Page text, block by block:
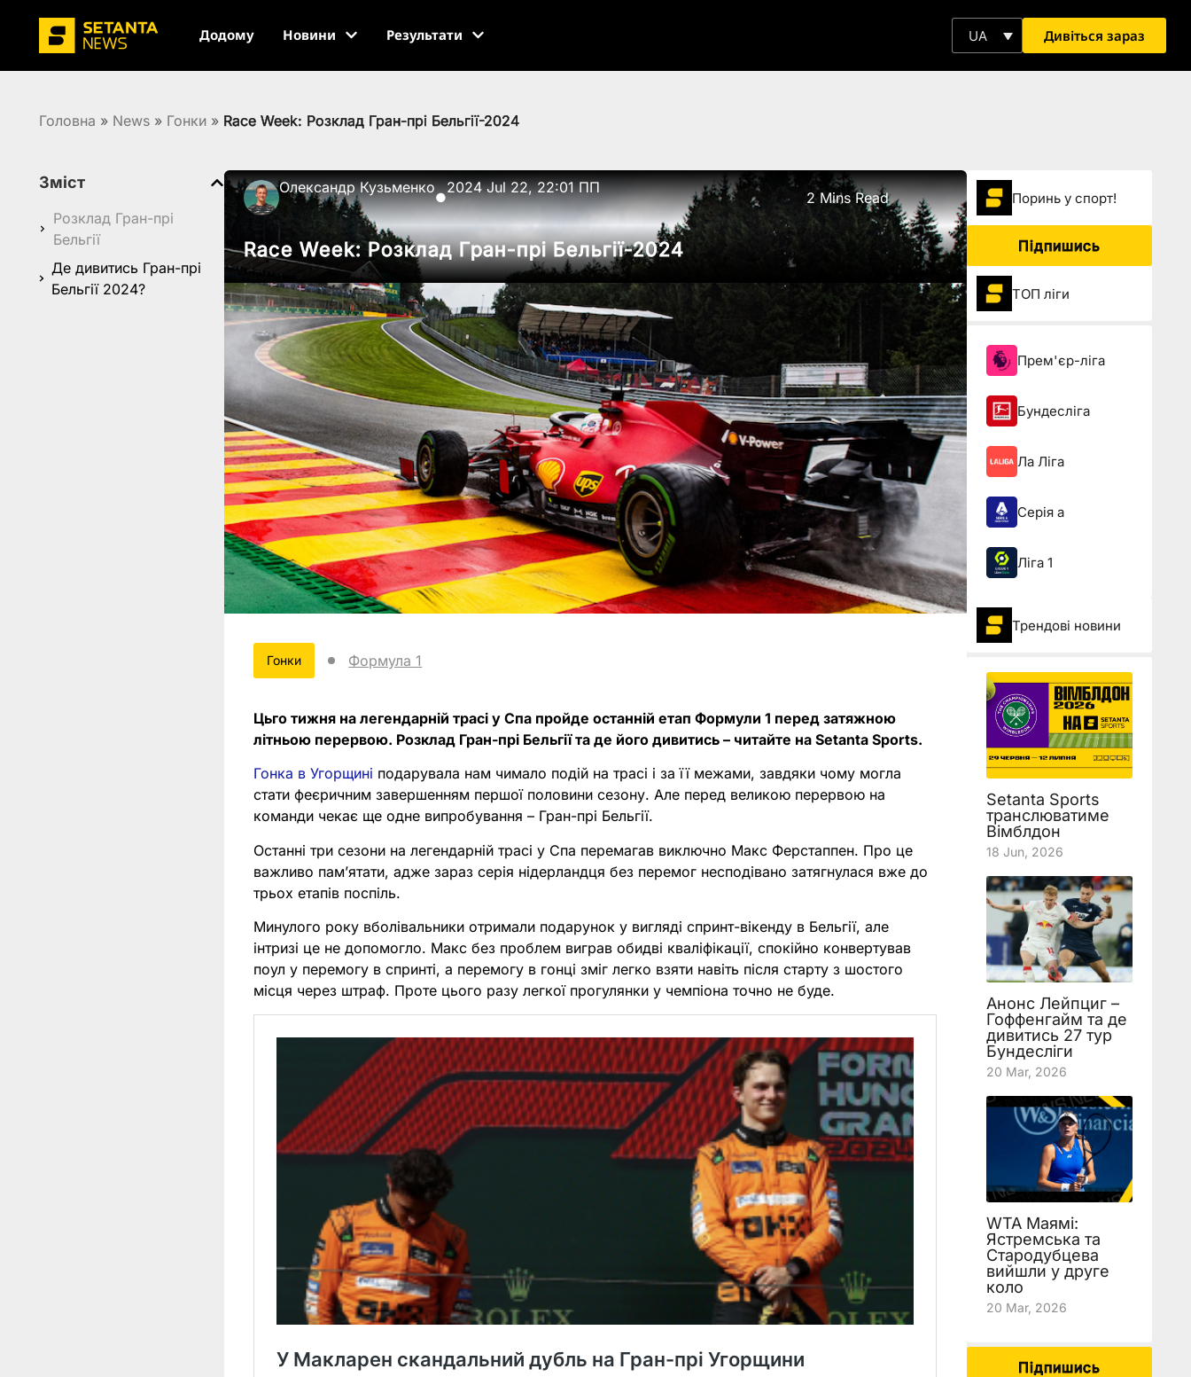
Додому Новини Результати UA Дивіться зараз
Головна » News » Гонки » Race Week: Розклад Гран-прі Бельгії-2024
Зміст
Розклад Гран-прі
Бельгії
Де дивитись Гран-прі
Бельгії 2024?
Олександр Кузьменко
●
2024 Jul 22, 22:01 ПП
2 Mins Read
Race Week: Розклад Гран-прі Бельгії-2024
Гонки Формула 1
Цьго тижня на легендарній трасі у Спа пройде останній етап Формули 1 перед затяжною
літньою перервою. Розклад Гран-прі Бельгії та де його дивитись – читайте на Setanta Sports.
Гонка в Угорщині подарувала нам чимало подій на трасі і за її межами, завдяки чому могла
стати феєричним завершенням першої половини сезону. Але перед великою перервою на
команди чекає ще одне випробування – Гран-прі Бельгії.
Останні три сезони на легендарній трасі у Спа перемагав виключно Макс Ферстаппен. Про це
важливо памʼятати, адже зараз серія нідерландця без перемог несподівано затягнулася вже до
трьох етапів поспіль.
Минулого року вболівальники отримали подарунок у вигляді спринт-вікенду в Бельгії, але
інтризі це не допомогло. Макс без проблем виграв обидві кваліфікації, спокійно конвертував
поул у перемогу в спринті, а перемогу в гонці зміг легко взяти навіть після старту з шостого
місця через штраф. Проте цього разу легкої прогулянки у чемпіона точно не буде.
Поринь у спорт!
Підпишись
ТОП ліги
Прем'єр-ліга
Бундесліга
Ла Ліга
Серія а
Ліга 1
Трендові новини
Setanta Sports
транслюватиме
Вімблдон
18 Jun, 2026
Анонс Лейпциг –
Гоффенгайм та де
дивитись 27 тур
Бундесліги
20 Mar, 2026
WTA Маямі:
Ястремська та
Стародубцева
вийшли у друге
коло
20 Mar, 2026
Підпишись